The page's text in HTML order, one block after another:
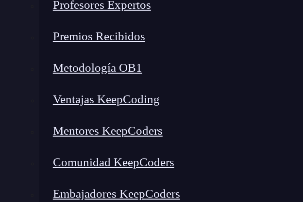
Profesores Expertos
Premios Recibidos
Metodología OB1
Ventajas KeepCoding
Mentores KeepCoders
Comunidad KeepCoders
Embajadores KeepCoders